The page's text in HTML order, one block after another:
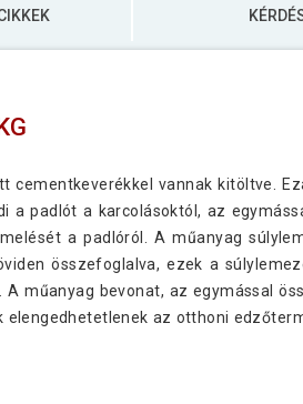
vannak kitöltve.
padlót a karcolásoktól, az
a padlóról. A műanyag
összefoglalva, ezek a
műanyag bevonat, az egymással
az otthoni